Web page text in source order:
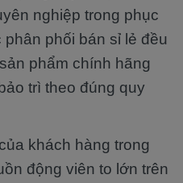
nghiệp trong phục
phối bán sỉ lẻ đều
phẩm chính hãng
trì theo đúng quy
khách hàng trong
động viên to lớn trên